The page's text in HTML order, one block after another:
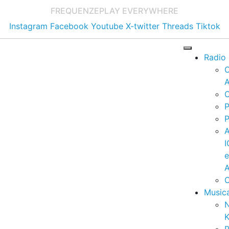
FREQUENZEPLAY EVERYWHERE
Instagram Facebook Youtube X-twitter Threads Tiktok
Radio
e